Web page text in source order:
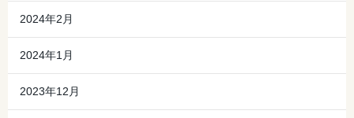
2024年2月
2024年1月
2023年12月